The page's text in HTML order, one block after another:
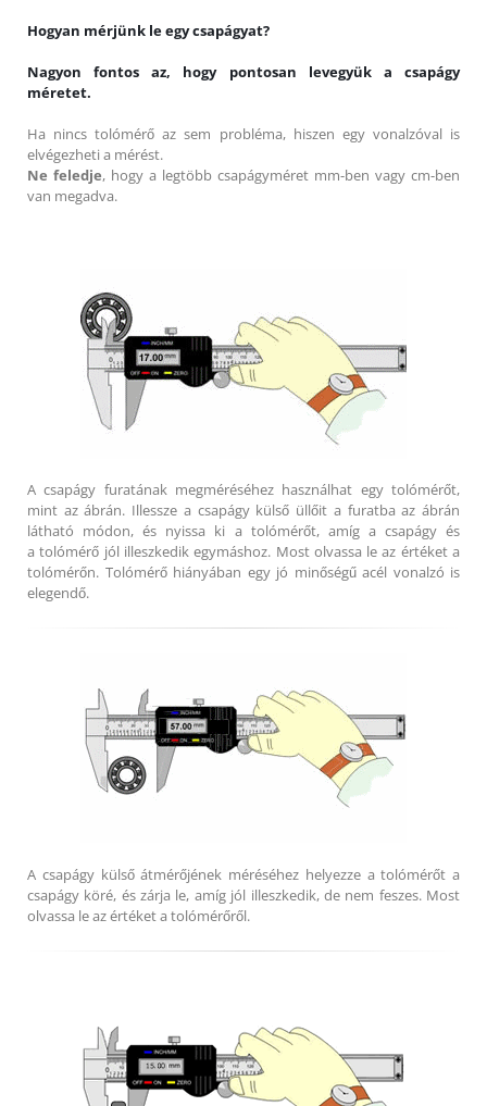
Hogyan mérjünk le egy csapágyat?
Nagyon fontos az, hogy pontosan levegyük a csapágy
méretet.
Ha nincs tolómérő az sem probléma, hiszen egy vonalzóval is
elvégezheti a mérést.
Ne feledje, hogy a legtöbb csapágyméret mm-ben vagy cm-ben
van megadva.
A csapágy furatának megméréséhez használhat egy tolómérőt,
mint az ábrán. Illessze a csapágy külső üllőit a furatba az ábrán
látható módon, és nyissa ki a tolómérőt, amíg a csapágy és
a tolómérő jól illeszkedik egymáshoz. Most olvassa le az értéket a
tolómérőn. Tolómérő hiányában egy jó minőségű acél vonalzó is
elegendő.
A csapágy külső átmérőjének méréséhez helyezze a tolómérőt a
csapágy köré, és zárja le, amíg jól illeszkedik, de nem feszes. Most
olvassa le az értéket a tolómérőről.